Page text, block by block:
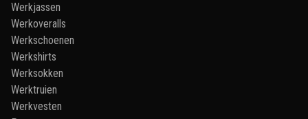
Werkjassen
Werkoveralls
Werkschoenen
Werkshirts
Werksokken
Werktruien
Werkvesten